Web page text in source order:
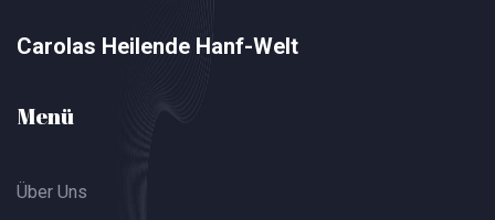
Carolas Heilende Hanf-Welt
Menü
Über Uns